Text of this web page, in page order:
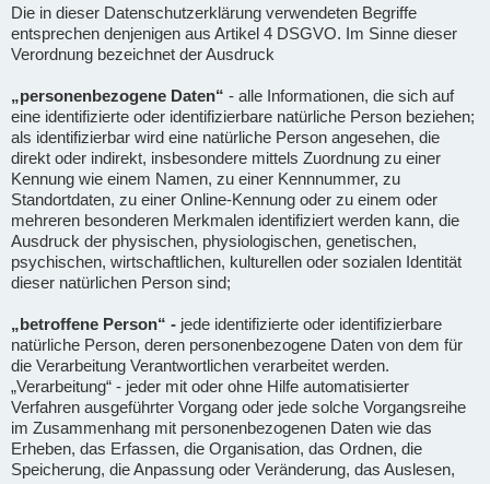
Die in dieser Datenschutzerklärung verwendeten Begriffe
entsprechen denjenigen aus Artikel 4 DSGVO. Im Sinne dieser
Verordnung bezeichnet der Ausdruck
„personenbezogene Daten“ - alle Informationen, die sich auf
eine identifizierte oder identifizierbare natürliche Person beziehen;
als identifizierbar wird eine natürliche Person angesehen, die
direkt oder indirekt, insbesondere mittels Zuordnung zu einer
Kennung wie einem Namen, zu einer Kennnummer, zu
Standortdaten, zu einer Online-Kennung oder zu einem oder
mehreren besonderen Merkmalen identifiziert werden kann, die
Ausdruck der physischen, physiologischen, genetischen,
psychischen, wirtschaftlichen, kulturellen oder sozialen Identität
dieser natürlichen Person sind;
„betroffene Person“ - jede identifizierte oder identifizierbare
natürliche Person, deren personenbezogene Daten von dem für
die Verarbeitung Verantwortlichen verarbeitet werden.
„Verarbeitung“ - jeder mit oder ohne Hilfe automatisierter
Verfahren ausgeführter Vorgang oder jede solche Vorgangsreihe
im Zusammenhang mit personenbezogenen Daten wie das
Erheben, das Erfassen, die Organisation, das Ordnen, die
Speicherung, die Anpassung oder Veränderung, das Auslesen,